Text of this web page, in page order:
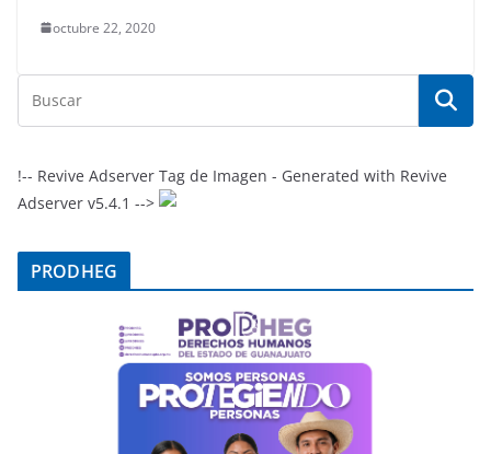
octubre 22, 2020
!-- Revive Adserver Tag de Imagen - Generated with Revive
Adserver v5.4.1 -->
PRODHEG